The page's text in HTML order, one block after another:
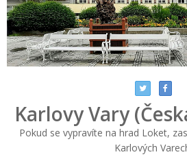
Karlovy Vary
Pokud se vypravíte na hrad Loket,
Karlových